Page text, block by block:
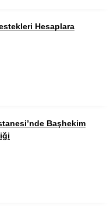
Hesaplara
Başhekim